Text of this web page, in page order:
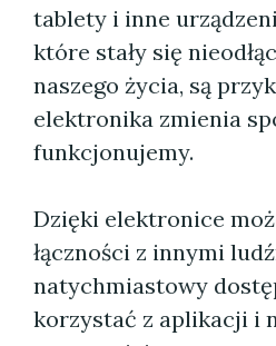
tablety i inne
które stały się
naszego życia, są
elektronika zmienia
funkcjonujemy.
Dzięki elektronice
łączności z innymi
natychmiastowy
korzystać z aplikacji i